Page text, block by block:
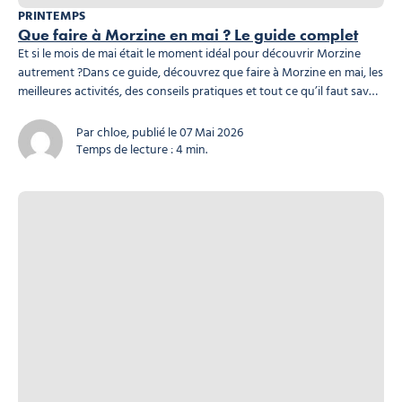
Que faire à Morzine en mai ? Le guide complet
PRINTEMPS
Et si le mois de mai était le moment idéal pour découvrir Morzine
autrement ?Dans ce guide, découvrez que faire à Morzine en mai, les
meilleures activités, des conseils pratiques et tout ce qu’il faut savoir
station au calme La haute saison est terminée...
Par chloe, publié le 07 Mai 2026
Temps de lecture : 4 min.